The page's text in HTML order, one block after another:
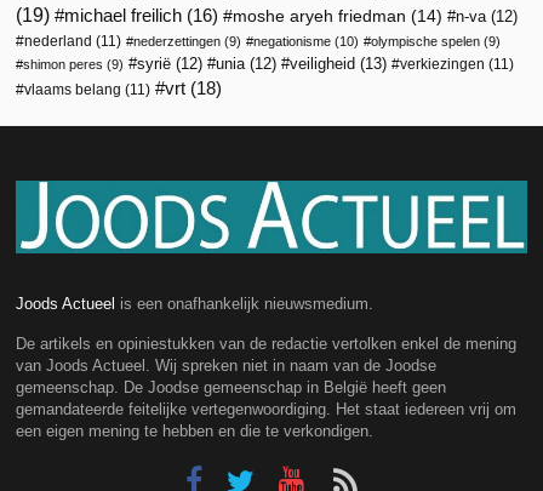
(19)
michael freilich (16) moshe aryeh friedman (14) n-va (12)
nederland (11) nederzettingen (9) negationisme (10) olympische spelen (9)
shimon peres (9) syrië (12) unia (12) veiligheid (13) verkiezingen (11)
vlaams belang (11) vrt (18)
Joods Actueel is een onafhankelijk nieuwsmedium.
De artikels en opiniestukken van de redactie vertolken enkel de mening
van Joods Actueel. Wij spreken niet in naam van de Joodse
gemeenschap. De Joodse gemeenschap in België heeft geen
gemandateerde feitelijke vertegenwoordiging. Het staat iedereen vrij om
een eigen mening te hebben en die te verkondigen.